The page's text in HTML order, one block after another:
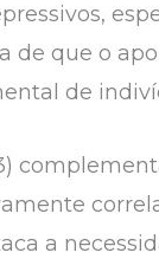
de que o
de
a